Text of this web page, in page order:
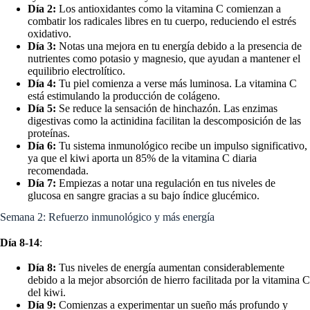
Día 2: Los antioxidantes como la vitamina C comienzan a
combatir los radicales libres en tu cuerpo, reduciendo el estrés
oxidativo.
Día 3: Notas una mejora en tu energía debido a la presencia de
nutrientes como potasio y magnesio, que ayudan a mantener el
equilibrio electrolítico.
Día 4: Tu piel comienza a verse más luminosa. La vitamina C
está estimulando la producción de colágeno.
Día 5: Se reduce la sensación de hinchazón. Las enzimas
digestivas como la actinidina facilitan la descomposición de las
proteínas.
Día 6: Tu sistema inmunológico recibe un impulso significativo,
ya que el kiwi aporta un 85% de la vitamina C diaria
recomendada.
Día 7: Empiezas a notar una regulación en tus niveles de
glucosa en sangre gracias a su bajo índice glucémico.
Semana 2: Refuerzo inmunológico y más energía
Día 8-14:
Día 8: Tus niveles de energía aumentan considerablemente
debido a la mejor absorción de hierro facilitada por la vitamina C
del kiwi.
Día 9: Comienzas a experimentar un sueño más profundo y